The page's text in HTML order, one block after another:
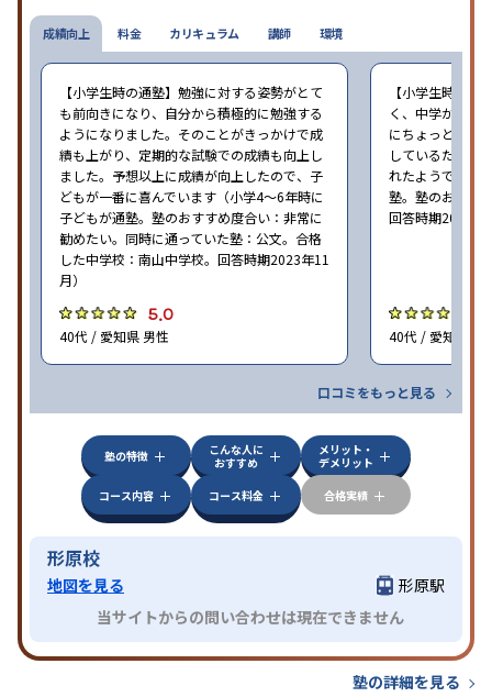
成績向上
【小学生時の通塾】勉強に対する姿勢がとて
も前向きになり、自分から積極的に勉強する
ようになりました。そのことがきっかけで成
績も上がり、定期的な試験での成績も向上し
ました。予想以上に成績が向上したので、子
どもが一番に喜んでいます（小学4〜6年時に
子どもが通塾。塾のおすすめ度合い：非常に
勧めたい。同時に通っていた塾：公文。合格
した中学校：南山中学校。回答時期2023年11
月）
5.0
40代 / 愛知県 男性
【小学生時の通
く、中学から始
にちょっと通い
しているため、
れたようでした
塾。塾のおすす
回答時期2023年
40代 / 愛知県 男
口コミをもっと見る
料金 カリキュラム 講師 環境
塾の特徴
こんな人に
おすすめ
メリット・
デメリット
コース内容
コース料金 合格実績
形原校
地図を見る
形原駅
当サイトからの問い合わせは現在できません
塾の詳細を見る